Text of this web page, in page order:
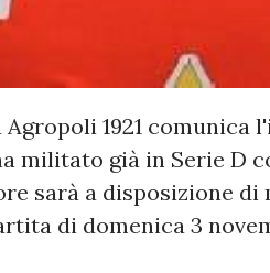
1921 comunica
militato già in Serie D
sarà a disposizione
di domenica 3